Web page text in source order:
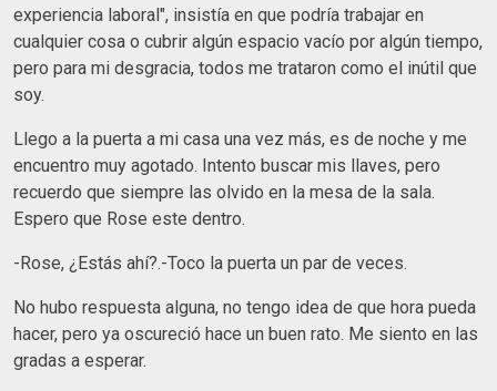
experiencia laboral", insistía en que podría trabajar en
cualquier cosa o cubrir algún espacio vacío por algún tiempo,
pero para mi desgracia, todos me trataron como el inútil que
soy.
Llego a la puerta a mi casa una vez más, es de noche y me
encuentro muy agotado. Intento buscar mis llaves, pero
recuerdo que siempre las olvido en la mesa de la sala.
Espero que Rose este dentro.
-Rose, ¿Estás ahí?.-Toco la puerta un par de veces.
No hubo respuesta alguna, no tengo idea de que hora pueda
hacer, pero ya oscureció hace un buen rato. Me siento en las
gradas a esperar.